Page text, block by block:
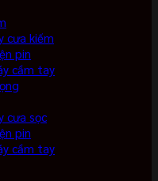
cưa kiếm
pin
cầm tay
cưa sọc
pin
cầm tay